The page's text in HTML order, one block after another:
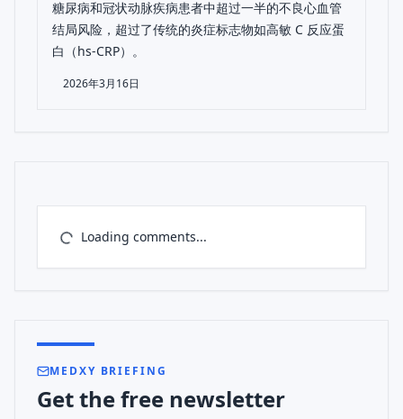
糖尿病和冠状动脉疾病患者中超过一半的不良心血管
结局风险，超过了传统的炎症标志物如高敏 C 反应蛋
白（hs-CRP）。
2026年3月16日
Loading comments...
MEDXY BRIEFING
Get the free newsletter